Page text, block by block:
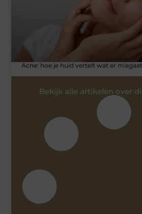
Acne: hoe je huid vertelt wat er misgaat
Bekijk alle artikelen over